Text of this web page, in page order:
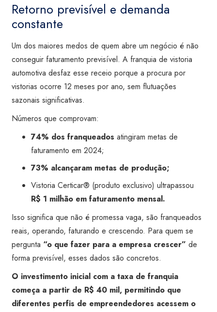
Retorno previsível e demanda
constante
Um dos maiores medos de quem abre um negócio é não
conseguir faturamento previsível. A franquia de vistoria
automotiva desfaz esse receio porque a procura por
vistorias ocorre 12 meses por ano, sem flutuações
sazonais significativas.
Números que comprovam:
74% dos franqueados atingiram metas de
faturamento em 2024;
73% alcançaram metas de produção;
Vistoria Certicar® (produto exclusivo) ultrapassou
R$ 1 milhão em faturamento mensal.
Isso significa que não é promessa vaga, são franqueados
reais, operando, faturando e crescendo. Para quem se
pergunta “o que fazer para a empresa crescer” de
forma previsível, esses dados são concretos.
O investimento inicial com a taxa de franquia
começa a partir de R$ 40 mil, permitindo que
diferentes perfis de empreendedores acessem o